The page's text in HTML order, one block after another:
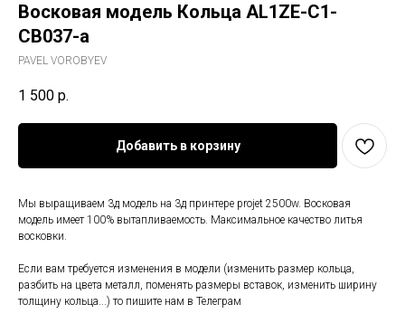
Восковая модель Кольца AL1ZE-C1-
CB037-a
PAVEL VOROBYEV
1 500 р.
Добавить в корзину
Мы выращиваем 3д модель на 3д принтере projet 2500w. Восковая
модель имеет 100% вытапливаемость. Максимальное качество литья
восковки.
Если вам требуется изменения в модели (изменить размер кольца,
разбить на цвета металл, поменять размеры вставок, изменить ширину
толщину кольца...) то пишите нам в Телеграм